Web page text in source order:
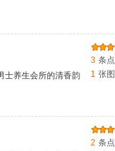
士养生会所的清香韵
3 条
1 张图
2 条